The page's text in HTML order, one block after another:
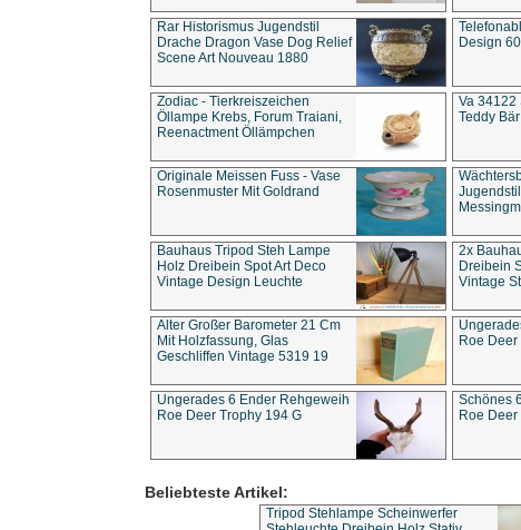
Rar Historismus Jugendstil
Drache Dragon Vase Dog Relief
Scene Art Nouveau 1880
Design
Zodiac - Tierkreiszeichen
Öllampe Krebs, Forum Traiani,
Reenactment Öllämpchen
Va 34122
Teddy
Originale Meissen Fuss - Vase
Rosenmuster Mit Goldrand
Bauhaus Tripod Steh Lampe
Holz Dreibein Spot Art Deco
Vintage Design Leuchte
2x
Dreibein
Vintage
Alter Großer Barometer 21 Cm
Mit Holzfassung, Glas
Geschliffen Vintage 5319 19
Roe
Ungerades 6 Ender Rehgeweih
Roe Deer Trophy 194 G
Schönes
Roe
Beliebteste Artikel:
Tripod Stehlampe Scheinwerfer